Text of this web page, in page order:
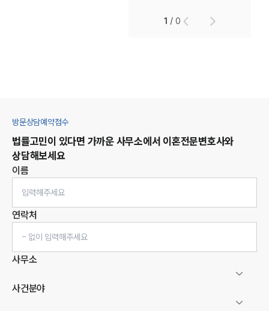
1 /0
방문상담예약접수
법률고민이 있다면 가까운 사무소에서 이혼전문변호사와
상담해보세요
이름
연락처
사무소
사건분야